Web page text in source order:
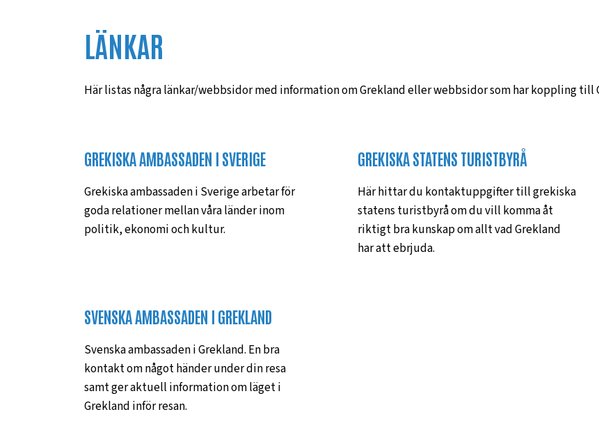
LÄNKAR
Här listas några länkar/webbsidor med information om Grekland eller webbsidor som har koppling till
GREKISKA AMBASSADEN I SVERIGE
Grekiska ambassaden i Sverige arbetar för
goda relationer mellan våra länder inom
politik, ekonomi och kultur.
GREKISKA STATENS TURISTBYRÅ
Här hittar du kontaktuppgifter till grekiska
statens turistbyrå om du vill komma åt
riktigt bra kunskap om allt vad Grekland
har att ebrjuda.
SVENSKA AMBASSADEN I GREKLAND
Svenska ambassaden i Grekland. En bra
kontakt om något händer under din resa
samt ger aktuell information om läget i
Grekland inför resan.